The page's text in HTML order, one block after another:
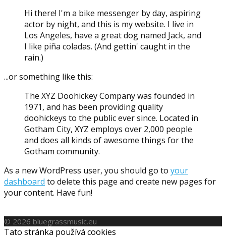
Hi there! I'm a bike messenger by day, aspiring
actor by night, and this is my website. I live in
Los Angeles, have a great dog named Jack, and
I like piña coladas. (And gettin' caught in the
rain.)
...or something like this:
The XYZ Doohickey Company was founded in
1971, and has been providing quality
doohickeys to the public ever since. Located in
Gotham City, XYZ employs over 2,000 people
and does all kinds of awesome things for the
Gotham community.
As a new WordPress user, you should go to your
dashboard to delete this page and create new pages for
your content. Have fun!
© 2026 bluegrassmusic.eu
Tato stránka používá cookies